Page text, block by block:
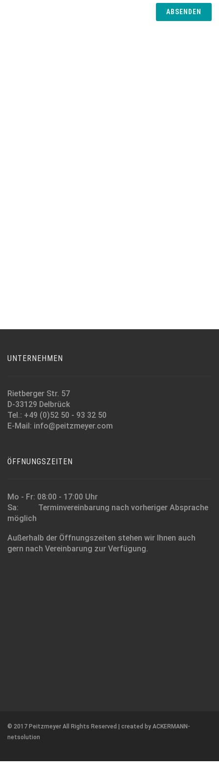
ABSENDEN
UNTERNEHMEN
Rietberger Str. 57
D-33129 Delbrück
Tel.: +49 (0)52 50 - 93 32 50
E-Mail: info@peitzmeyer.com
ÖFFNUNGSZEITEN
Mo - Fr: 08:00 - 17:00 Uhr
Sa: Terminvereinbarung nach vorheriger Absprache
möglich
Außerhalb der Öffnungszeiten stehen wir Ihnen auch
gern nach Vereinbarung zur Verfügung.
© 2017 Peitzmeyer All Rights Reserved | created by ACKERMANN-
netsolution